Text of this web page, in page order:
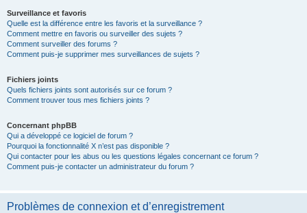
Surveillance et favoris
Quelle est la différence entre les favoris et la surveillance ?
Comment mettre en favoris ou surveiller des sujets ?
Comment surveiller des forums ?
Comment puis-je supprimer mes surveillances de sujets ?
Fichiers joints
Quels fichiers joints sont autorisés sur ce forum ?
Comment trouver tous mes fichiers joints ?
Concernant phpBB
Qui a développé ce logiciel de forum ?
Pourquoi la fonctionnalité X n’est pas disponible ?
Qui contacter pour les abus ou les questions légales concernant ce forum ?
Comment puis-je contacter un administrateur du forum ?
Problèmes de connexion et d’enregistrement